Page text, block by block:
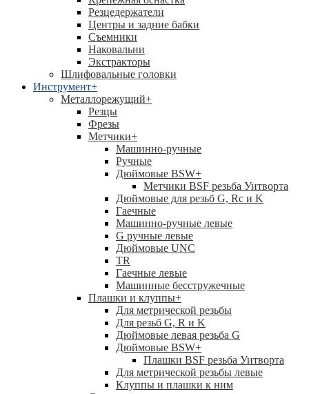
Резцедержатели
Центры и задние бабки
Съемники
Наковальни
Экстракторы
Шлифовальные головки
Инструмент+
Металлорежущий+
Резцы
Фрезы
Метчики+
Машинно-ручные
Ручные
Дюймовые BSW+
Метчики BSF резьба Уитворта
Дюймовые для резьб G, Rc и K
Гаечные
Машинно-ручные левые
G ручные левые
Дюймовые UNC
TR
Гаечные левые
Машинные бесстружечные
Плашки и клуппы+
Для метрической резьбы
Для резьб G, R и K
Дюймовые левая резьба G
Дюймовые BSW+
Плашки BSF резьба Уитворта
Для метрической резьбы левые
Клуппы и плашки к ним